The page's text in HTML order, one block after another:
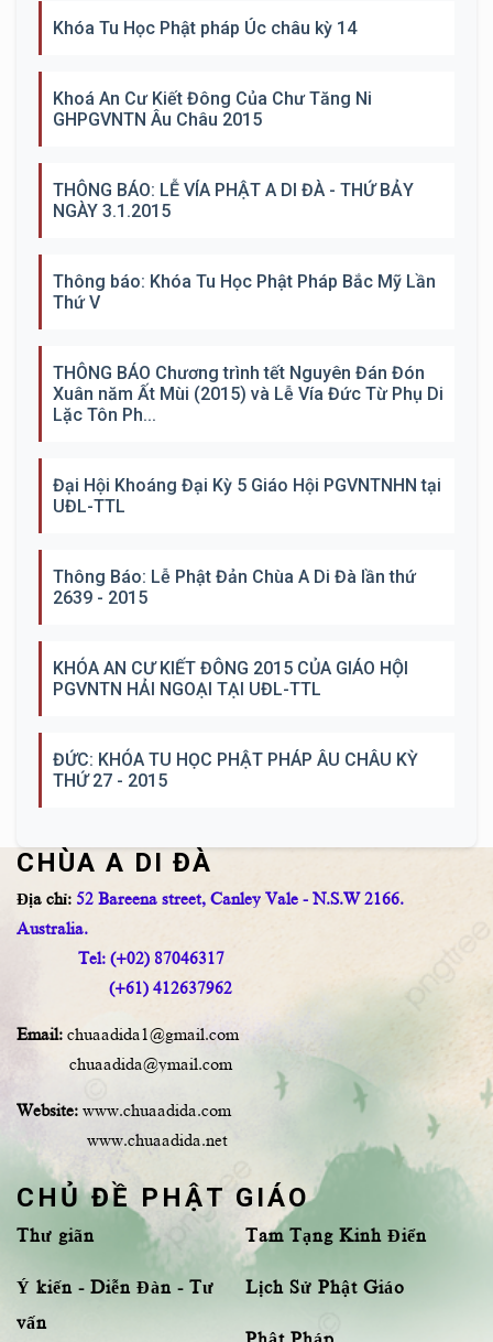
Khóa Tu Học Phật pháp Úc châu kỳ 14
Khoá An Cư Kiết Đông Của Chư Tăng Ni
GHPGVNTN Âu Châu 2015
THÔNG BÁO: LỄ VÍA PHẬT A DI ĐÀ - THỨ BẢY
NGÀY 3.1.2015
Thông báo: Khóa Tu Học Phật Pháp Bắc Mỹ Lần
Thứ V
THÔNG BÁO Chương trình tết Nguyên Đán Đón
Xuân năm Ất Mùi (2015) và Lễ Vía Đức Từ Phụ Di
Lặc Tôn Ph...
Đại Hội Khoáng Đại Kỳ 5 Giáo Hội PGVNTNHN tại
UĐL-TTL
Thông Báo: Lễ Phật Đản Chùa A Di Đà lần thứ
2639 - 2015
KHÓA AN CƯ KIẾT ĐÔNG 2015 CỦA GIÁO HỘI
PGVNTN HẢI NGOẠI TẠI UĐL-TTL
ĐỨC: KHÓA TU HỌC PHẬT PHÁP ÂU CHÂU KỲ
THỨ 27 - 2015
CHÙA A DI ĐÀ
Địa chỉ: 52 Bareena street, Canley Vale - N.S.W 2166.
Australia.
Tel: (+02) 87046317
(+61) 412637962
Email: chuaadida1@gmail.com
chuaadida@ymail.com
Website: www.chuaadida.com
www.chuaadida.net
CHỦ ĐỀ PHẬT GIÁO
Thư giãn
Ý kiến - Diễn Đàn - Tư
vấn
Tam Tạng Kinh Điển
Lịch Sử Phật Giáo